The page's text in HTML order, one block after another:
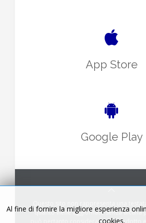
App Store
Google Play
quanto viene aggiornato senza alcuna
può pertanto considerarsi un prodotto
Al fine di fornire la migliore esperienza
cookies.